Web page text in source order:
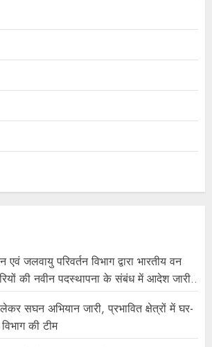
जलवायु परिवर्तन विभाग द्वारा भारतीय वन
की नवीन पदस्थापना के संबंध में आदेश जारी..
सघन अभियान जारी, प्रभावित क्षेत्रों में घर-
की टीम